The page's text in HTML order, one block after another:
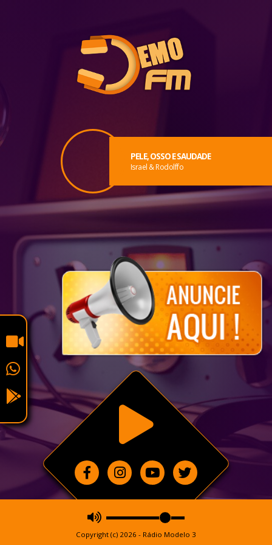
PELE, OSSO E SAUDADE
Israel & Rodolffo
Copyright (c) 2026 - Rádio Modelo 3
Copyright (c) 2026 - Rádio Modelo 3